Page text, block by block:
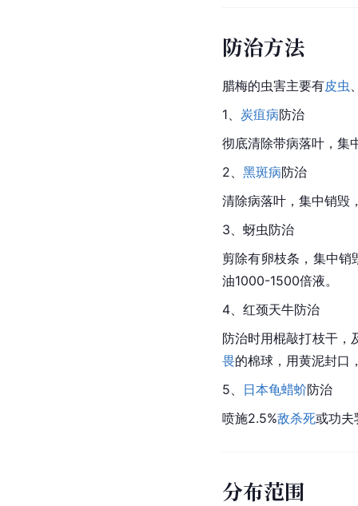
防治方法
腊梅的虫害主要有皮虫
1、 炭疽病防治
彻底清除带病落叶，集
2、 黑斑病防治
清除病落叶，集中销毁
3、 蚜虫防治
剪除有卵枝条，集中销
油1000-1500倍液。
4、红颈天牛防治
防治时用棍敲打枝干，
畏的棉球，用黄泥封口
5、 日本龟蜡蚧防治
喷施2.5%敌杀死或功
分布范围